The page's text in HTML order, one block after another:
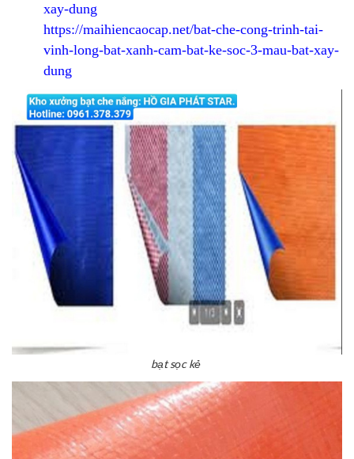
xay-dung
https://maihiencaocap.net/bat-che-cong-trinh-tai-
vinh-long-bat-xanh-cam-bat-ke-soc-3-mau-bat-xay-
dung
bạt sọc kẻ